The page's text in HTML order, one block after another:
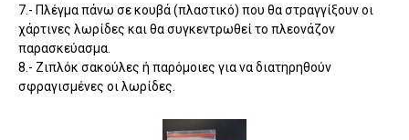
7.- Πλέγμα πάνω σε κουβά (πλαστικό) που θα στραγγίξουν οι
χάρτινες λωρίδες και θα συγκεντρωθεί το πλεονάζον
παρασκεύασμα.
8.- Ζιπλόκ σακούλες ή παρόμοιες για να διατηρηθούν
σφραγισμένες οι λωρίδες.